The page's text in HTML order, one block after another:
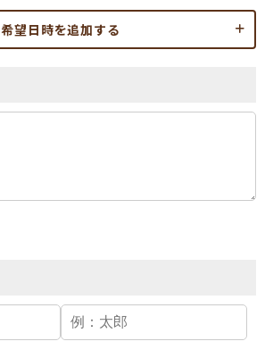
希望日時を追加する